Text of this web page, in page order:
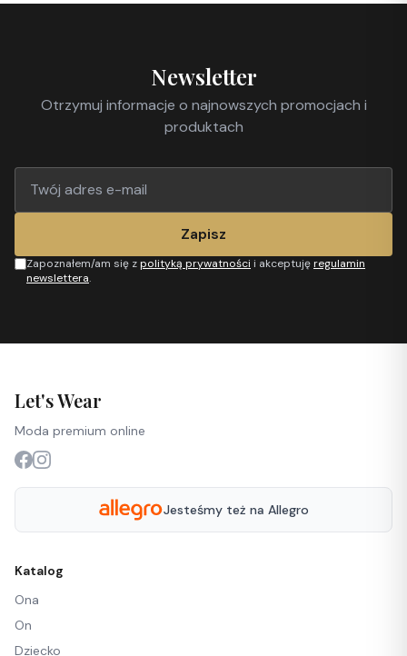
Newsletter
Otrzymuj informacje o najnowszych promocjach i
produktach
Zapisz
Zapoznałem/am się zpolityką prywatności i akceptujęregulamin
newslettera.
Let's Wear
Moda premium online
Jesteśmy też na Allegro
Katalog
Ona
On
Dziecko